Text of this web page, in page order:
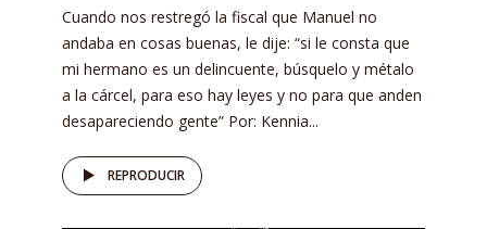
Cuando nos restregó la fiscal que Manuel no
andaba en cosas buenas, le dije: “si le consta que
mi hermano es un delincuente, búsquelo y métalo
a la cárcel, para eso hay leyes y no para que anden
desapareciendo gente” Por: Kennia...
REPRODUCIR